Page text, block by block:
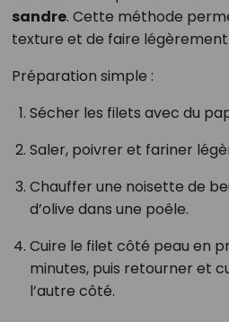
sandre. Cette méthode
texture et de faire
Préparation simple :
Sécher les filets avec du
Saler, poivrer et fariner
Chauffer une noisette de
d’olive dans une poêle.
Cuire le filet côté peau en
minutes, puis retourner et
l’autre côté.